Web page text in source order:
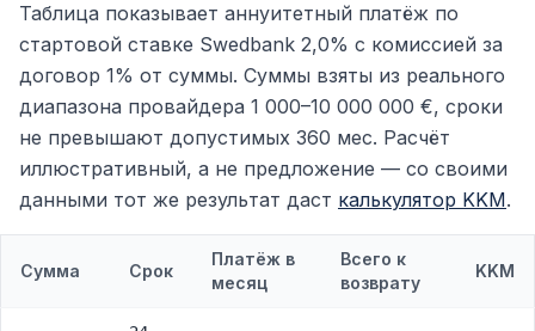
Таблица показывает аннуитетный платёж по
стартовой ставке Swedbank 2,0% с комиссией за
договор 1% от суммы. Суммы взяты из реального
диапазона провайдера 1 000–10 000 000 €, сроки
не превышают допустимых 360 мес. Расчёт
иллюстративный, а не предложение — со своими
данными тот же результат даст калькулятор KKM.
Сумма Срок
Платёж в
месяц
Всего к
возврату
KKM